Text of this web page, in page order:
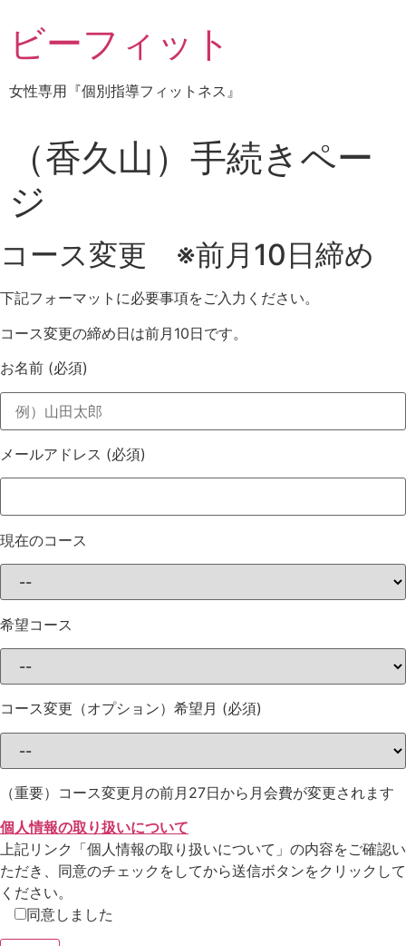
ツ
ビーフィット
女性専用『個別指導フィットネス』
（香久山）手続きペー
ジ
コース変更 ※前月10日締め
下記フォーマットに必要事項をご入力ください。
コース変更の締め日は前月10日です。
お名前 (必須)
メールアドレス (必須)
現在のコース
希望コース
コース変更（オプション）希望月 (必須)
（重要）コース変更月の前月27日から月会費が変更されます
個人情報の取り扱いについて
上記リンク「個人情報の取り扱いについて」の内容をご確認い
ただき、同意のチェックをしてから送信ボタンをクリックして
ください。
同意しました